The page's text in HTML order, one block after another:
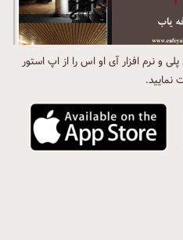
پلی و نرم افزار آی او اس را از اپ استور
نمایید.